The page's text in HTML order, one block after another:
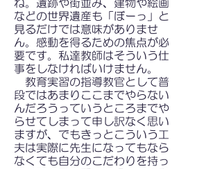
ね。遺跡や街並み、建物や絵画
などの世界遺産も「ぼーっ」と
見るだけでは意味がありませ
ん。感動を得るための焦点が必
要です。私達教師はそういう仕
事をしなければいけません。
教育実習の指導教官として普
段ではあまりここまでやらない
んだろうっていうところまでや
らせてしまって申し訳なく思い
ますが、でもきっとこういう工
夫は実際に先生になってもなら
なくても自分のこだわりを持っ